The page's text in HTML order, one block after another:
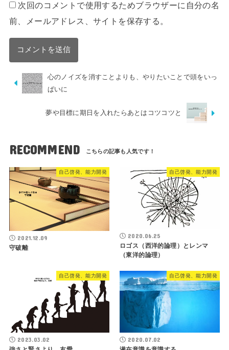
次回のコメントで使用するためブラウザーに自分の名
前、メールアドレス、サイトを保存する。
心のノイズを消すことよりも、やりたいことで頭をいっ
ぱいに
夢や目標に期日を入れたらあとはコツコツと
RECOMMEND
自己啓発、能力開発
2021.12.09
守破離
自己啓発、能力開発
2020.06.25
ロゴス（西洋的論理）とレンマ
（東洋的論理）
自己啓発、能力開発
2023.03.02
自己啓発、能力開発
2020.07.02